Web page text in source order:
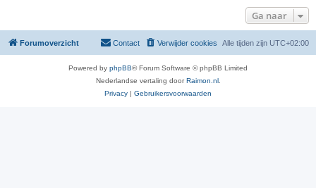
Ga naar
Forumoverzicht Alle tijden zijn UTC+02:00
Verwijder cookies
Contact
Powered by phpBB® Forum Software © phpBB Limited
Nederlandse vertaling doorRaimon.nl.
Privacy | Gebruikersvoorwaarden